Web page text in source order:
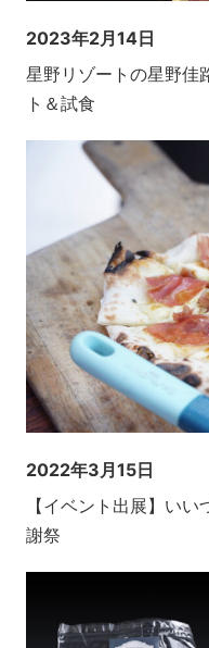
2023年2月14日
星野リゾートの星野佳
ト＆試食
2022年3月15日
【イベント出展】い
謝祭